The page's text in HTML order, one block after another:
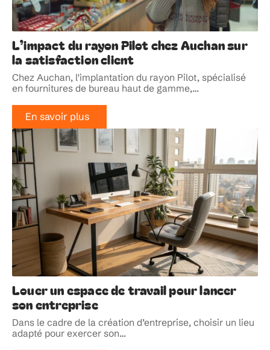
L’impact du rayon Pilot chez Auchan sur
la satisfaction client
Chez Auchan, l'implantation du rayon Pilot, spécialisé
en fournitures de bureau haut de gamme,…
En savoir plus
Louer un espace de travail pour lancer
son entreprise
Dans le cadre de la création d’entreprise, choisir un lieu
adapté pour exercer son…